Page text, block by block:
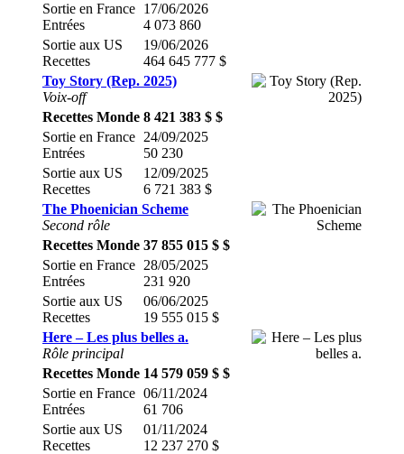
Sortie en France
Entrées
17/06/2026
4 073 860
Sortie aux US
Recettes
19/06/2026
464 645 777 $
Toy Story (Rep. 2025)
Voix-off
Recettes Monde 8 421 383 $ $
Sortie en France
Entrées
24/09/2025
50 230
Sortie aux US
Recettes
12/09/2025
6 721 383 $
The Phoenician Scheme
Second rôle
Recettes Monde 37 855 015 $ $
Sortie en France
Entrées
28/05/2025
231 920
Sortie aux US
Recettes
06/06/2025
19 555 015 $
Here – Les plus belles a.
Rôle principal
Recettes Monde 14 579 059 $ $
Sortie en France
Entrées
06/11/2024
61 706
Sortie aux US
Recettes
01/11/2024
12 237 270 $